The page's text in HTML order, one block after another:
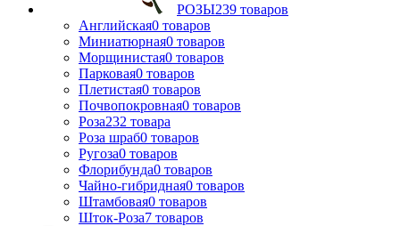
РОЗЫ239 товаров
Английская0 товаров
Миниатюрная0 товаров
Морщинистая0 товаров
Парковая0 товаров
Плетистая0 товаров
Почвопокровная0 товаров
Роза232 товара
Роза шраб0 товаров
Ругоза0 товаров
Флорибунда0 товаров
Чайно-гибридная0 товаров
Штамбовая0 товаров
Шток-Роза7 товаров